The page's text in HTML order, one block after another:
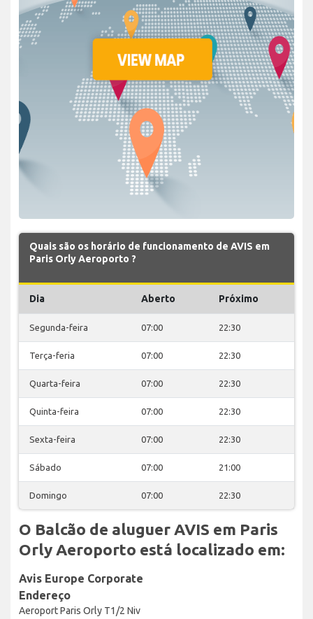
Quais são os horário de funcionamento de AVIS em
Paris Orly Aeroporto ?
Dia Aberto Próximo
Segunda-feira 07:00 22:30
Terça-feria 07:00 22:30
Quarta-feira 07:00 22:30
Quinta-feira 07:00 22:30
Sexta-feira 07:00 22:30
Sábado 07:00 21:00
Domingo 07:00 22:30
O Balcão de aluguer AVIS em Paris
Orly Aeroporto está localizado em:
Avis Europe Corporate
Endereço
Aeroport Paris Orly T1/2 Niv